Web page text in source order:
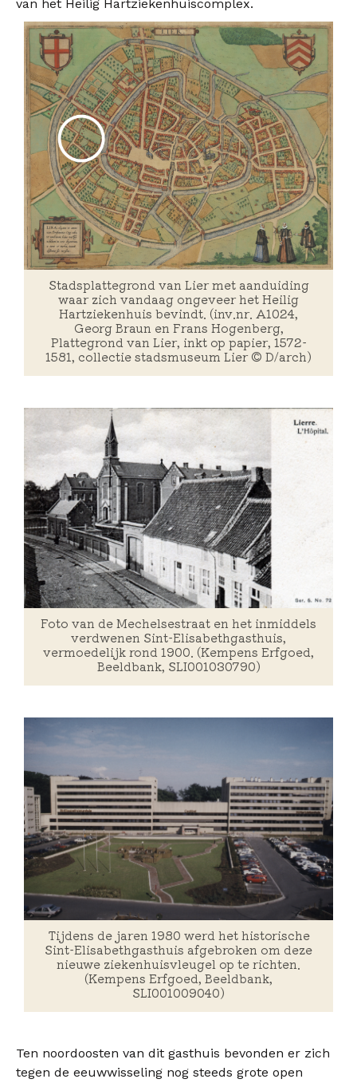
van het Heilig Hartziekenhuiscomplex.
Stadsplattegrond van Lier met aanduiding
waar zich vandaag ongeveer het Heilig
Hartziekenhuis bevindt. (inv.nr. A1024,
Georg Braun en Frans Hogenberg,
Plattegrond van Lier, inkt op papier, 1572-
1581, collectie stadsmuseum Lier © D/arch)
Foto van de Mechelsestraat en het inmiddels
verdwenen Sint-Elisabethgasthuis,
vermoedelijk rond 1900. (Kempens Erfgoed,
Beeldbank, SLI001030790)
Tijdens de jaren 1980 werd het historische
Sint-Elisabethgasthuis afgebroken om deze
nieuwe ziekenhuisvleugel op te richten.
(Kempens Erfgoed, Beeldbank,
SLI001009040)
Ten noordoosten van dit gasthuis bevonden er zich
tegen de eeuwwisseling nog steeds grote open